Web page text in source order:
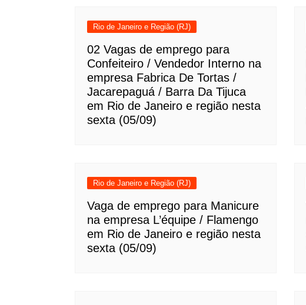
Rio de Janeiro e Região (RJ)
02 Vagas de emprego para
Confeiteiro / Vendedor Interno na
empresa Fabrica De Tortas /
Jacarepaguá / Barra Da Tijuca
em Rio de Janeiro e região nesta
sexta (05/09)
Rio de Janeiro e Região (RJ)
Vaga de emprego para Manicure
na empresa L’équipe / Flamengo
em Rio de Janeiro e região nesta
sexta (05/09)